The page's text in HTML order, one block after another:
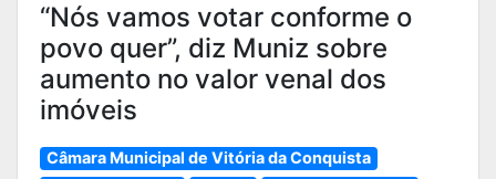
“Nós vamos votar conforme o
povo quer”, diz Muniz sobre
aumento no valor venal dos
imóveis
Câmara Municipal de Vitória da Conquista